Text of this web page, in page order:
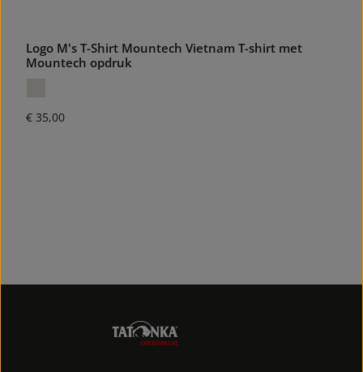
Logo M's T-Shirt Mountech Vietnam T-shirt met
Mountech opdruk
Normale prijs:
€ 35,00